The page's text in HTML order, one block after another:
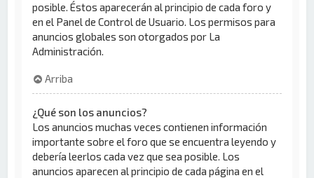
posible. Éstos aparecerán al principio de cada foro y
en el Panel de Control de Usuario. Los permisos para
anuncios globales son otorgados por La
Administración.
Arriba
¿Qué son los anuncios?
Los anuncios muchas veces contienen información
importante sobre el foro que se encuentra leyendo y
debería leerlos cada vez que sea posible. Los
anuncios aparecen al principio de cada página en el